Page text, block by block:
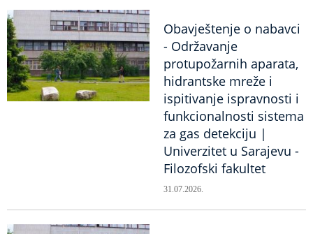
Obavještenje o nabavci
- Održavanje
protupožarnih aparata,
hidrantske mreže i
ispitivanje ispravnosti i
funkcionalnosti sistema
za gas detekciju |
Univerzitet u Sarajevu -
Filozofski fakultet
31.07.2026.